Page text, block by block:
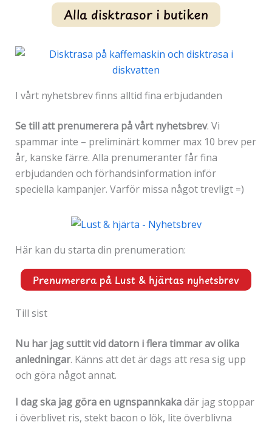
Alla disktrasor i butiken
I vårt nyhetsbrev finns alltid fina erbjudanden
Se till att prenumerera på vårt nyhetsbrev. Vi
spammar inte – preliminärt kommer max 10 brev per
år, kanske färre. Alla prenumeranter får fina
erbjudanden och förhandsinformation inför
speciella kampanjer. Varför missa något trevligt =)
Här kan du starta din prenumeration:
Prenumerera på Lust & hjärtas nyhetsbrev
Till sist
Nu har jag suttit vid datorn i flera timmar av olika
anledningar. Känns att det är dags att resa sig upp
och göra något annat.
I dag ska jag göra en ugnspannkakadär jag stoppar
i överblivet ris, stekt bacon o lök, lite överblivna